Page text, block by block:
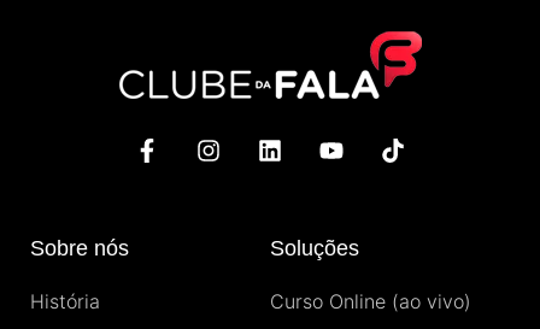
F
a
I
n
L
i
e
d
n
Y
o
u
b
T
i
Sobre nós
História
Soluções
Curso Online (ao vivo)